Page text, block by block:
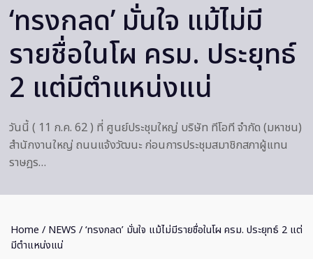
‘ทรงกลด’ มั่นใจ แม้ไม่มี
รายชื่อในโผ ครม. ประยุทธ์
2 แต่มีตำแหน่งแน่
วันนี้ ( 11 ก.ค. 62 ) ที่ ศูนย์ประชุมใหญ่ บริษัท ทีโอที จำกัด (มหาชน)
สำนักงานใหญ่ ถนนแจ้งวัฒนะ ก่อนการประชุมสมาชิกสภาผู้แทน
ราษฎร…
Home / NEWS / ‘ทรงกลด’ มั่นใจ แม้ไม่มีรายชื่อในโผ ครม. ประยุทธ์ 2 แต่
มีตำแหน่งแน่